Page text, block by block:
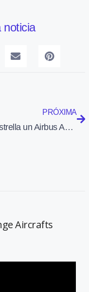
noticia
PRÓXIMA
Se estrella un Airbus A321 ruso en la península egipcia del Sinaí con 224 personas a bordo
Aircrafts